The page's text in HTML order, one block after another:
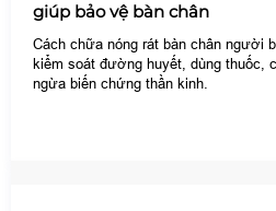
giúp bảo vệ bàn chân
Cách chữa nóng rát bàn chân người
kiểm soát đường huyết, dùng thuốc,
ngừa biến chứng thần kinh.